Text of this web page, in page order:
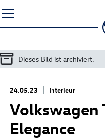
Seiteninhalt
springen
Dieses Bild ist archiviert.
24.05.23 Interieur
Volkswagen
Elegance